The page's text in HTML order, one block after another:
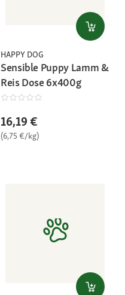
HAPPY DOG
Sensible Puppy Lamm &
Reis Dose 6x400g
16,19 €
(6,75 €/kg)